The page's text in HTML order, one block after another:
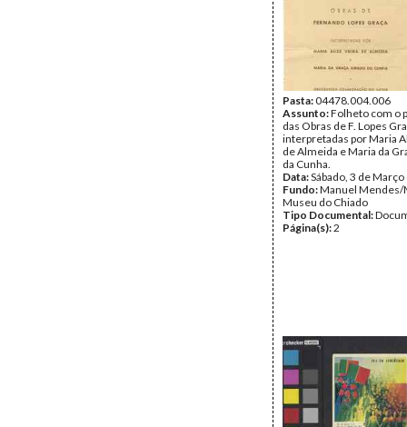
Pasta:04478.004.006
Assunto:Folheto com o
das Obras de F. Lopes
interpretadas por Maria
de Almeida e Maria da
da Cunha.
Data:Sábado, 3 de
Fundo:Manuel Mendes/
Museu do Chiado
Tipo Documental:
Página(s):2